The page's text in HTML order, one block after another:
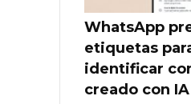
WhatsApp
etiquetas
identificar
creado con IA